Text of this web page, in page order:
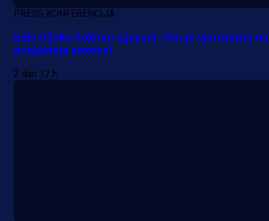
PRESS KONFERENCIJA
Edin Džeko šokirao izjavom: Ovo je vjerovatno
posljednja sezona!
2 dan 17 h